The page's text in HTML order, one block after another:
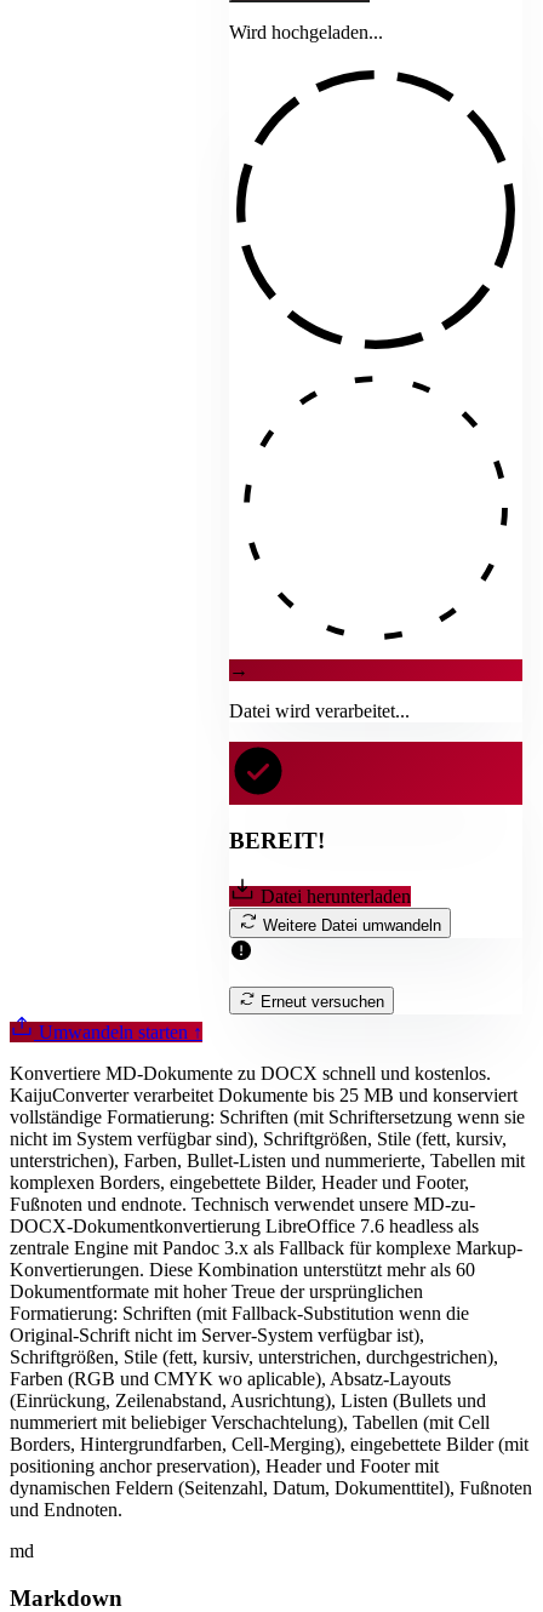
Wird hochgeladen...
→
Datei wird verarbeitet...
BEREIT!
Datei herunterladen
Weitere Datei umwandeln
Erneut versuchen
Umwandeln starten ↑
Konvertiere MD-Dokumente zu DOCX schnell und kostenlos.
KaijuConverter verarbeitet Dokumente bis 25 MB und konserviert
vollständige Formatierung: Schriften (mit Schriftersetzung wenn sie
nicht im System verfügbar sind), Schriftgrößen, Stile (fett, kursiv,
unterstrichen), Farben, Bullet-Listen und nummerierte, Tabellen mit
komplexen Borders, eingebettete Bilder, Header und Footer,
Fußnoten und endnote. Technisch verwendet unsere MD-zu-
DOCX-Dokumentkonvertierung LibreOffice 7.6 headless als
zentrale Engine mit Pandoc 3.x als Fallback für komplexe Markup-
Konvertierungen. Diese Kombination unterstützt mehr als 60
Dokumentformate mit hoher Treue der ursprünglichen
Formatierung: Schriften (mit Fallback-Substitution wenn die
Original-Schrift nicht im Server-System verfügbar ist),
Schriftgrößen, Stile (fett, kursiv, unterstrichen, durchgestrichen),
Farben (RGB und CMYK wo aplicable), Absatz-Layouts
(Einrückung, Zeilenabstand, Ausrichtung), Listen (Bullets und
nummeriert mit beliebiger Verschachtelung), Tabellen (mit Cell
Borders, Hintergrundfarben, Cell-Merging), eingebettete Bilder (mit
positioning anchor preservation), Header und Footer mit
dynamischen Feldern (Seitenzahl, Datum, Dokumenttitel), Fußnoten
und Endnoten.
md
Markdown